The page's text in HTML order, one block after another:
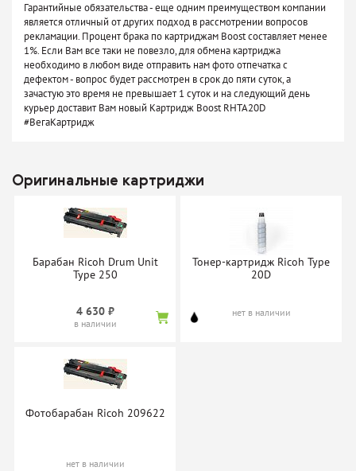
Гарантийные обязательства - еще одним преимуществом компании
является отличный от других подход в рассмотрении вопросов
рекламации. Процент брака по картриджам Boost составляет менее
1%. Если Вам все таки не повезло, для обмена картриджа
необходимо в любом виде отправить нам фото отпечатка с
дефектом - вопрос будет рассмотрен в срок до пяти суток, а
зачастую это время не превышает 1 суток и на следующий день
курьер доставит Вам новый Картридж Boost RHTA20D
#ВегаКартридж
Оригинальные картриджи
Барабан Ricoh Drum Unit
Type 250
4 630 ₽
в наличии
Тонер-картридж Ricoh Type
20D
нет в наличии
Фотобарабан Ricoh 209622
нет в наличии